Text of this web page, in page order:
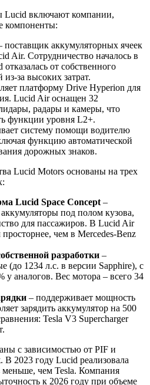
Lucid включают компании,
компоненты:
поставщик аккумуляторных ячеек
Air. Сотрудничество началось в
отказалась от собственного
из-за высоких затрат.
платформу Drive Hyperion для
Lucid Air оснащен 32
радары и камеры, что
функции уровня L2+.
систему помощи водителю
функцию автоматической
дорожных знаков.
Lucid Motors основаны на трех
Lucid Space Concept –
под полом кузова,
для пассажиров. В Lucid Air
чем в Mercedes-Benz
разработки –
(до 1234 л.с. в версии Sapphire), с
аналогов. Вес мотора – всего 34
– поддерживает мощность
зарядить аккумулятор на 500
Tesla V3 Supercharger
с зависимостью от PIF и
2023 году Lucid реализовала
меньше, чем Tesla. Компания
к 2026 году при объеме